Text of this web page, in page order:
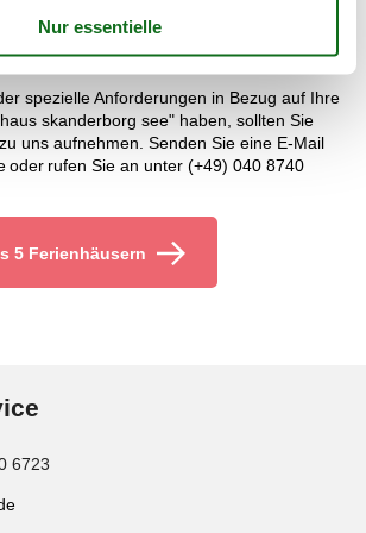
ferienhaus skanderborg see
spezielle Anforderungen in Bezug auf Ihre
skanderborg see" haben, sollten Sie
uns aufnehmen. Senden Sie eine E-Mail
oder rufen Sie an unter (+49) 040 8740
5 Ferienhäusern
6723